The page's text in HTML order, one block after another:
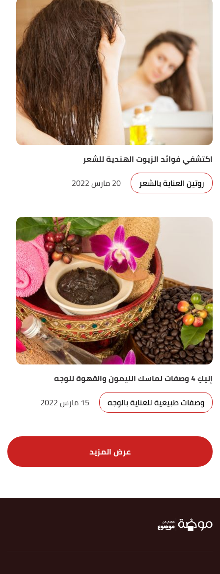
اكتشفي فوائد الزيوت الهندية للشعر
روتين العناية بالشعر
20 مارس 2022
إليكِ 4 وصفات لماسك الليمون والقهوة للوجه
وصفات طبيعية للعناية بالوجه
15 مارس 2022